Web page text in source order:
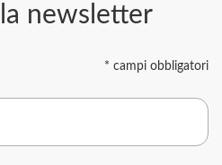
newsletter
* campi obbligatori